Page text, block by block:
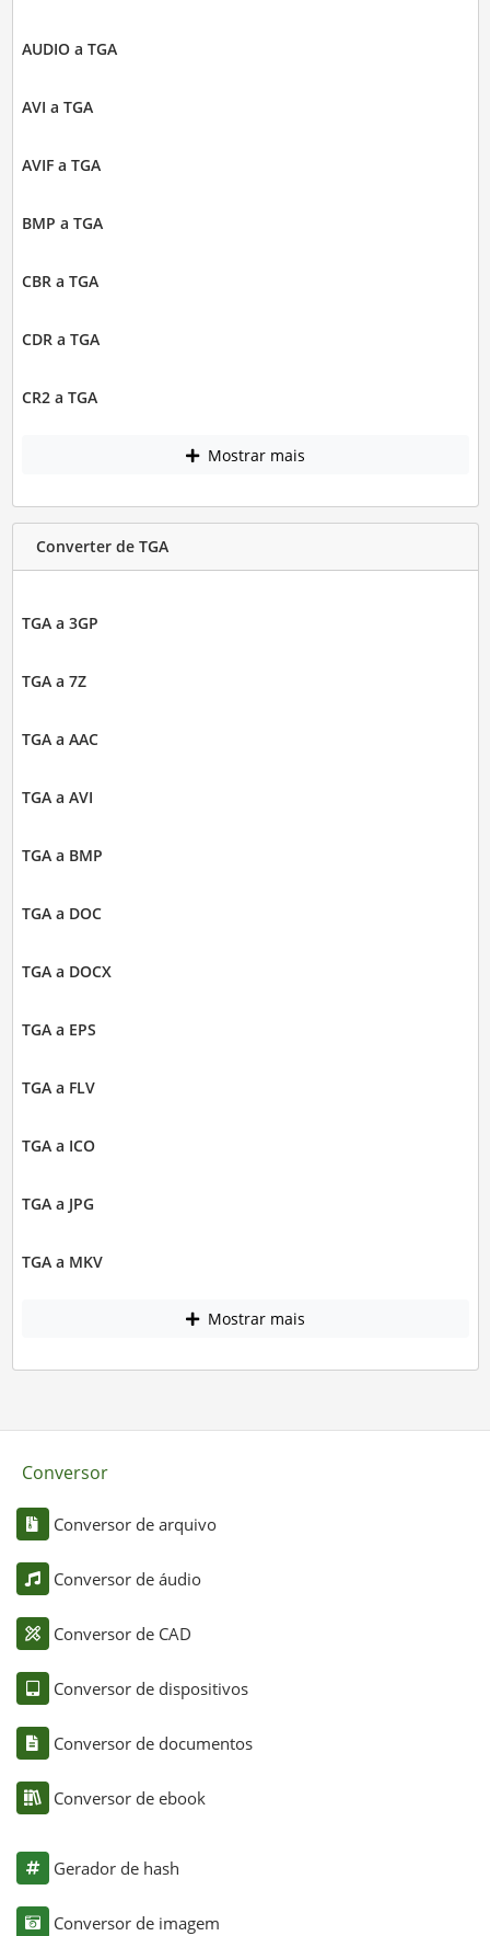
AUDIO a TGA
AVI a TGA
AVIF a TGA
BMP a TGA
CBR a TGA
CDR a TGA
CR2 a TGA
Mostrar mais
Converter de TGA
TGA a 3GP
TGA a 7Z
TGA a AAC
TGA a AVI
TGA a BMP
TGA a DOC
TGA a DOCX
TGA a EPS
TGA a FLV
TGA a ICO
TGA a JPG
TGA a MKV
Mostrar mais
Conversor
Conversor de arquivo
Conversor de áudio
Conversor de CAD
Conversor de dispositivos
Conversor de documentos
Conversor de ebook
Gerador de hash
Conversor de imagem